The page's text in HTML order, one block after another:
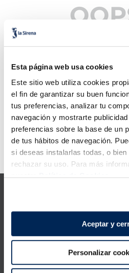
Esta página web usa cookies
Este sitio web utiliza cookies
el fin de garantizar su buen
tus preferencias, analizar tu
navegación y mostrarte
preferencias sobre la base de un
de tus hábitos de navegación.
si deseas instalarlas todas, o
rechazar su uso. Para más
nuestraPolítica de Cookies.
Aceptar y
Personalizar
No se encontró
Comprueba los
ingresados
Intenta utilizar
palabra
Utiliza términos
la búsqueda
Intenta buscar
término deseado
Error:Request failed with
Productos
Conócenos
La Sirena
6. croquetas
7. canelones
8. gambon
9. listísimos
10. pollo